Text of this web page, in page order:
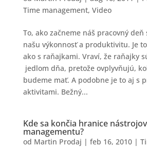
Time management, Video
To, ako začneme náš pracovný
našu výkonnosť a produktivitu. Je
ako s raňajkami. Vraví, že raňajky
jedlom dňa, pretože ovplyvňujú,
budeme mať. A podobne je to aj s
aktivitami. Bežný...
Kde sa končia hranice
managementu?
od Martin Prodaj | feb 16, 2010|